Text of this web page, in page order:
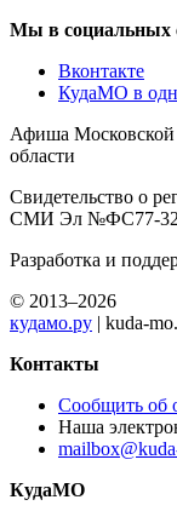
Мы в социальных
Вконтакте
КудаМО в
Афиша Московской
области
Свидетельство о
СМИ Эл №ФС77-
Разработка и
© 2013–2026
кудамо.ру | kuda-
Контакты
Сообщить об
Наша
КудаМО